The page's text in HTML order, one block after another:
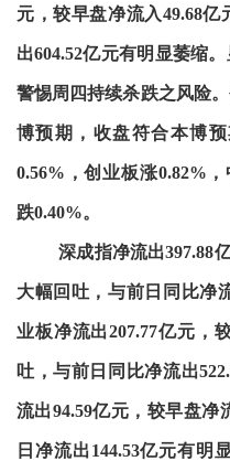
元，较早盘净流入49.68
出604.52亿元有明显萎缩
警惕周四持续杀跌之风险
博预期，收盘符合本博
0.56%，创业板涨0.82%
跌0.40%。
深成指净流出397.88
大幅回吐，与前日同比净
业板净流出207.77亿元，
吐，与前日同比净流出
流出94.59亿元，较早盘净
日净流出144.53亿元有明